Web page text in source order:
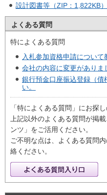
設計図書等（ZIP：1,822KB）
よくある質問
特によくある質問
入札参加資格申請について
会社の内容に変更がありま
銀行預金口座振込登録（債
い。
「特によくある質問」にお探
上記以外のよくある質問が掲
ンツ」をご活用ください。
ご不明な点は、よくある質問
絡ください。